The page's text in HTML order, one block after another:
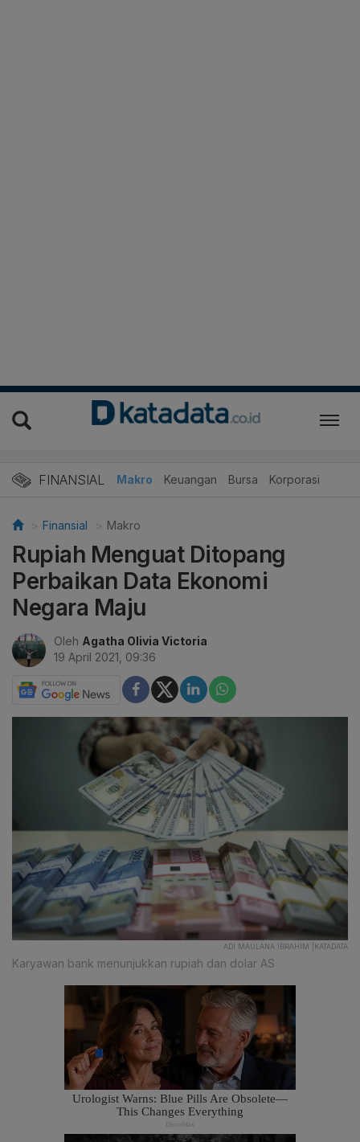
FINANSIAL Makro Keuangan Bursa Korporasi
Finansial Makro
Rupiah Menguat Ditopang
Perbaikan Data Ekonomi
Negara Maju
Oleh Agatha Olivia Victoria
19 April 2021, 09:36
ADI MAULANA IBRAHIM |KATADATA
Karyawan bank menunjukkan rupiah dan dolar AS